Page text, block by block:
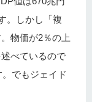
。しかし「複
物価が2％の上
べているので
でもジェイド